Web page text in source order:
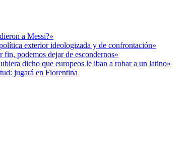
a Messi?»
exterior ideologizada y de confrontación»
podemos dejar de escondernos»
dicho que europeos le iban a robar a un latino»
jugará en Fiorentina